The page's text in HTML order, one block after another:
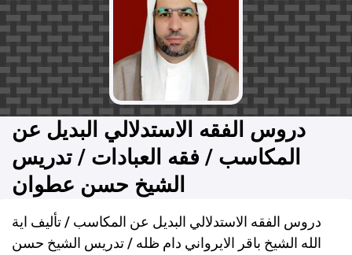
دروس الفقه الاستدلالي البديل عن
المكاسب / فقه العبادات / تدريس
الشيخ حسن عطوان
دروس الفقه الاستدلالي البديل عن المكاسب / تأليف اية
الله الشيخ باقر الايرواني دام ظله / تدريس الشيخ حسن